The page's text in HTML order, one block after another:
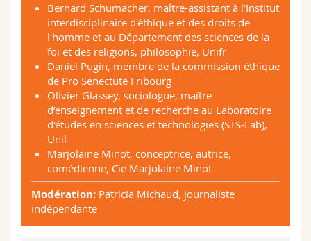
Bernard Schumacher, maître-assistant à l’Institut
interdisciplinaire d'éthique et des droits de
l'homme et au Département des sciences de la
foi et des religions, philosophie, Unifr
Daniel Pugin, membre de la commission éthique
de Pro Senectute Fribourg
Olivier Glassey, sociologue, maître
d’enseignement et de recherche au Laboratoire
d'études en sciences et technologies (STS-Lab),
Unil
Marjolaine Minot, conceptrice, autrice,
comédienne, Cie Marjolaine Minot
Modération: Patricia Michaud, journaliste
indépendante